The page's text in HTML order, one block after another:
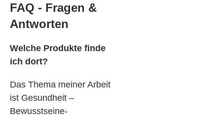
FAQ - Fragen &
Antworten
Welche Produkte finde
ich dort?
Das Thema meiner Arbeit
ist Gesundheit –
Bewusstseine-